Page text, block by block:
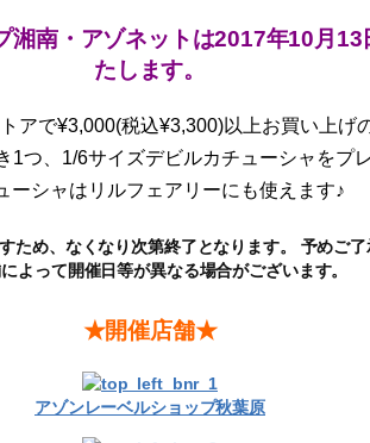
南・アゾネットは2017年10月13
たします。
アで¥3,000(税込¥3,300)以上お買い上げ
1つ、1/6サイズデビルカチューシャをプ
ーシャはリルフェアリーにも使えます♪
ため、なくなり次第終了となります。 予めご了
よって開催日等が異なる場合がございます。
★開催店舗★
アゾンレーベルショップ秋葉原